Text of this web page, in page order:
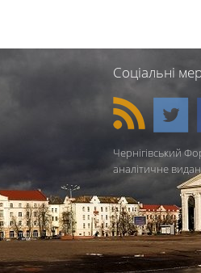
Соціальні
Чернігівський
аналітичне